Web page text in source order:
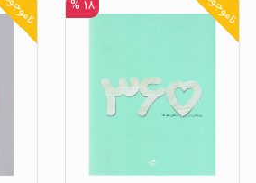
ناموجود ۱۸ % ناموجود